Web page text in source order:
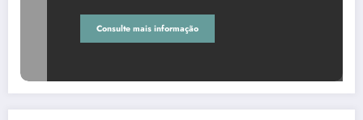
Consulte mais informação